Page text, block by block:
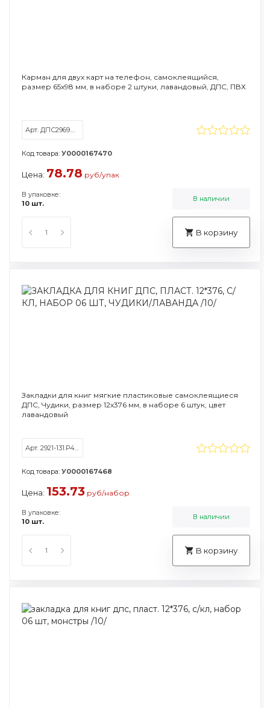
Карман для двух карт на телефон, самоклеящийся,
размер 65х98 мм, в наборе 2 штуки, лавандовый, ДПС, ПВХ
Арт. ДПС2969.С.300-131
Код товара: У0000167470
Цена: 78.78 руб/упак
В упаковке:
10 шт.
В наличии
В корзину
Закладки для книг мягкие пластиковые самоклеящиеся
ДПС, Чудики, размер 12х376 мм, в наборе 6 штук, цвет
лавандовый
Арт. 2921-131.Р4/6
Код товара: У0000167468
Цена: 153.73 руб/набор
В упаковке:
10 шт.
В наличии
В корзину